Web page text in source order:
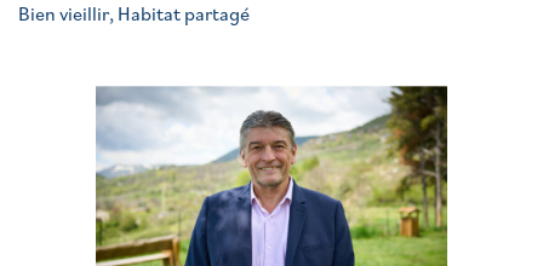
Bien vieillir, Habitat partagé